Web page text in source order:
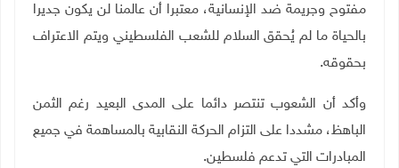
مفتوح وجريمة ضد الإنسانية، معتبرا أن عالمنا لن يكون جديرا
بالحياة ما لم يُحقق السلام للشعب الفلسطيني ويتم الاعتراف
بحقوقه.
وأكد أن الشعوب تنتصر دائما على المدى البعيد رغم الثمن
الباهظ، مشددا على التزام الحركة النقابية بالمساهمة في جميع
المبادرات التي تدعم فلسطين.